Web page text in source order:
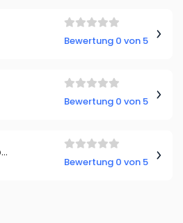
Bewertung 0 von 5
Bewertung 0 von 5
KNServ.de Hosting
Bewertung 0 von 5